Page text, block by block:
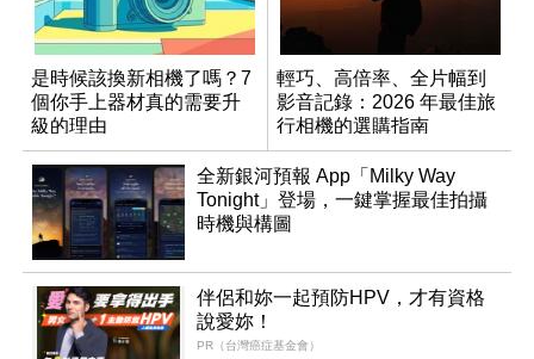
是時候該換新相機了嗎？7
個你手上器材真的需要升
級的理由
輕巧、高倍率、全片幅到
影音記錄：2026 年最佳旅
行相機的選購指南
全新銀河預報 App「Milky Way
Tonight」登場，一鍵掌握最佳拍攝
時機與構圖
伴侶和妳一起預防HPV，才有資格
說愛妳！
PR（台灣癌症基金會）